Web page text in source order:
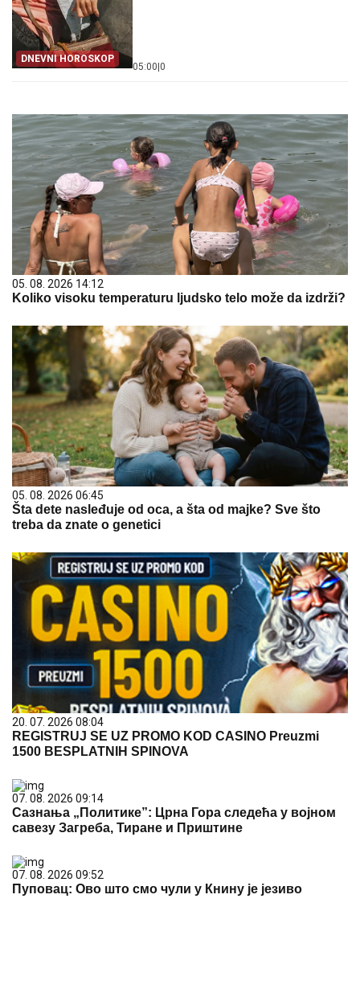
DNEVNI HOROSKOP
05:00 0
05. 08. 2026 14:12
Koliko visoku temperaturu ljudsko telo može da izdrži?
05. 08. 2026 06:45
Šta dete nasleđuje od oca, a šta od majke? Sve što
treba da znate o genetici
20. 07. 2026 08:04
REGISTRUJ SE UZ PROMO KOD CASINO Preuzmi
1500 BESPLATNIH SPINOVA
07. 08. 2026 09:14
Сазнања „Политике”: Црна Гора следећа у војном
савезу Загреба, Тиране и Приштине
07. 08. 2026 09:52
Пуповац: Ово што смо чули у Книну је језиво